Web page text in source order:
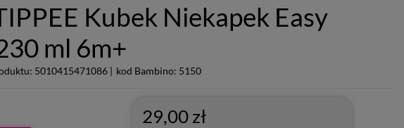
Kubek Niekapek Easy
ml 6m+
5010415471086 | kod Bambino: 5150
29,00 zł